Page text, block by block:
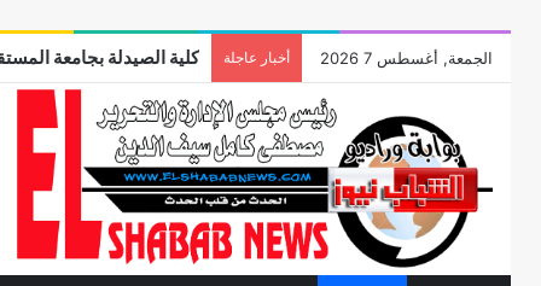
الجمعة, أغسطس 7 2026 أخبار عاجلة كلية الصيدلة بجامعة